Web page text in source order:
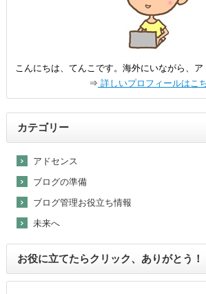
こんにちは、てんこです。海外にいながら、ア
⇒ 詳しいプロフィールはこ
カテゴリー
アドセンス
ブログの準備
ブログ管理お役立ち情報
未来へ
お役に立てたらクリック、ありがとう！